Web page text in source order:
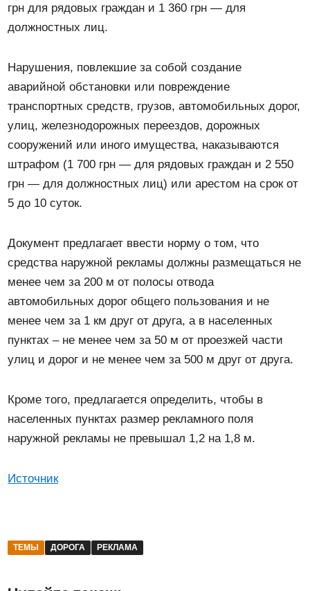
грн для рядовых граждан и 1 360 грн — для
должностных лиц.
Нарушения, повлекшие за собой создание
аварийной обстановки или повреждение
транспортных средств, грузов, автомобильных дорог,
улиц, железнодорожных переездов, дорожных
сооружений или иного имущества, наказываются
штрафом (1 700 грн — для рядовых граждан и 2 550
грн — для должностных лиц) или арестом на срок от
5 до 10 суток.
Документ предлагает ввести норму о том, что
средства наружной рекламы должны размещаться не
менее чем за 200 м от полосы отвода
автомобильных дорог общего пользования и не
менее чем за 1 км друг от друга, а в населенных
пунктах – не менее чем за 50 м от проезжей части
улиц и дорог и не менее чем за 500 м друг от друга.
Кроме того, предлагается определить, чтобы в
населенных пунктах размер рекламного поля
наружной рекламы не превышал 1,2 на 1,8 м.
Источник
ТЕМЫ ДОРОГА РЕКЛАМА